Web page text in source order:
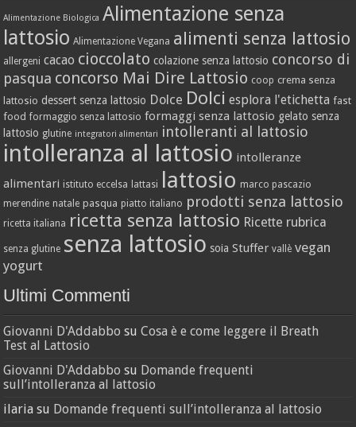
Alimentazione Biologica Alimentazione senza
lattosio Alimentazione Vegana alimenti senza lattosio
allergeni cacao cioccolato colazione senza lattosio concorso di
pasqua concorso Mai Dire Lattosio coop crema senza
lattosio dessert senza lattosio Dolce Dolci esplora l'etichetta fast
food formaggio senza lattosio formaggi senza lattosio gelato senza
lattosio glutine integratori alimentari intolleranti al lattosio
intolleranza al lattosio intolleranze
alimentari istituto eccelsa lattasi lattosio marco pascazio
merendine natale pasqua piatto italiano prodotti senza lattosio
ricetta italiana ricetta senza lattosio Ricette rubrica
senza glutine senza lattosio soia Stuffer vallè vegan
yogurt
Ultimi Commenti
Giovanni D'Addabbo suCosa è e come leggere il Breath
Test al Lattosio
Giovanni D'Addabbo su Domande frequenti
sull’intolleranza al lattosio
ilaria su Domande frequenti sull’intolleranza al lattosio